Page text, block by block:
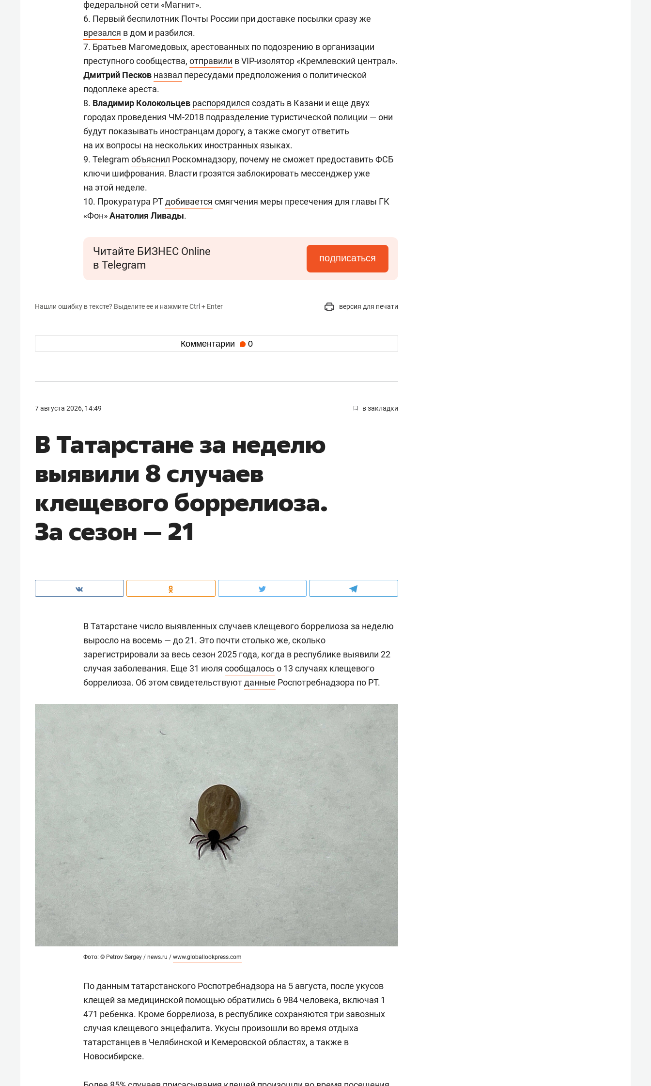
федеральной сети «Магнит».
6. Первый беспилотник Почты России при доставке посылки сразу же
врезался в дом и разбился.
7. Братьев Магомедовых, арестованных по подозрению в организации
преступного сообщества, отправили в VIP-изолятор «Кремлевский централ».
Дмитрий Песков назвал пересудами предположения о политической
подоплеке ареста.
8. Владимир Колокольцев распорядился создать в Казани и еще двух
городах проведения ЧМ-2018 подразделение туристической полиции — они
будут показывать иностранцам дорогу, а также смогут ответить
на их вопросы на нескольких иностранных языках.
9. Telegram объяснил Роскомнадзору, почему не сможет предоставить ФСБ
ключи шифрования. Власти грозятся заблокировать мессенджер уже
на этой неделе.
10. Прокуратура РТдобивается смягчения меры пресечения для главы ГК
«Фон»Анатолия Ливады.
Читайте БИЗНЕС Online
в Telegram
подписаться
Нашли ошибку в тексте? Выделите ее и нажмите Ctrl + Enter версия для печати
Комментарии 0
7 августа 2026, 14:49 в закладки
В Татарстане за неделю
выявили 8 случаев
клещевого боррелиоза.
За сезон — 21
В Татарстане число выявленных случаев клещевого боррелиоза за неделю
выросло на восемь — до 21. Это почти столько же, сколько
зарегистрировали за весь сезон 2025 года, когда в республике выявили 22
случая заболевания. Еще 31 июля сообщалось о 13 случаях клещевого
боррелиоза. Об этом свидетельствуютданные Роспотребнадзора по РТ.
Фото: © Petrov Sergey / news.ru / www.globallookpress.com
По данным татарстанского Роспотребнадзора на 5 августа, после укусов
клещей за медицинской помощью обратились 6 984 человека, включая 1
471 ребенка. Кроме боррелиоза, в республике сохраняются три завозных
случая клещевого энцефалита. Укусы произошли во время отдыха
татарстанцев в Челябинской и Кемеровской областях, а также в
Новосибирске.